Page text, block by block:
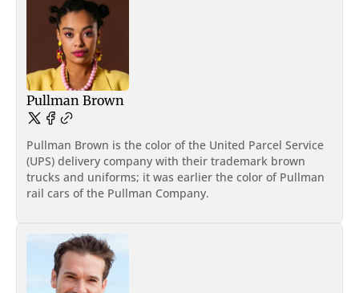
Pullman Brown
Pullman Brown is the color of the United Parcel Service
(UPS) delivery company with their trademark brown
trucks and uniforms; it was earlier the color of Pullman
rail cars of the Pullman Company.